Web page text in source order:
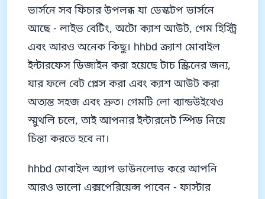
ভার্সনে সব ফিচার উপলব্ধ যা ডেস্কটপ ভার্সনে
আছে - লাইভ বেটিং, অটো ক্যাশ আউট, গেম হিস্ট্রি
এবং আরও অনেক কিছু। hhbd ক্র্যাশ মোবাইল
ইন্টারফেস ডিজাইন করা হয়েছে টাচ স্ক্রিনের জন্য,
যার ফলে বেট প্লেস করা এবং ক্যাশ আউট করা
অত্যন্ত সহজ এবং দ্রুত। গেমটি লো ব্যান্ডউইথেও
স্মুথলি চলে, তাই আপনার ইন্টারনেট স্পিড নিয়ে
চিন্তা করতে হবে না।
hhbd মোবাইল অ্যাপ ডাউনলোড করে আপনি
আরও ভালো এক্সপেরিয়েন্স পাবেন - ফাস্টার